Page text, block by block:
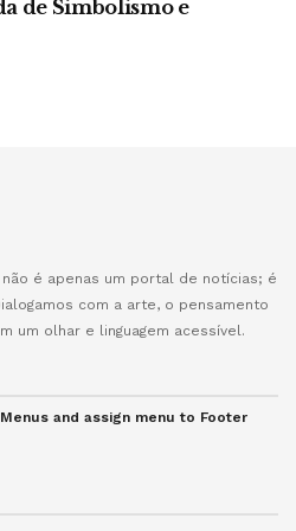
de Simbolismo e
não é apenas um portal de notícias; é
com a arte, o pensamento
um olhar e linguagem acessível.
and assign menu to Footer